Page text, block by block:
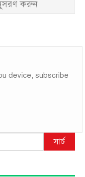
করুন
device, subscribe
সার্চ